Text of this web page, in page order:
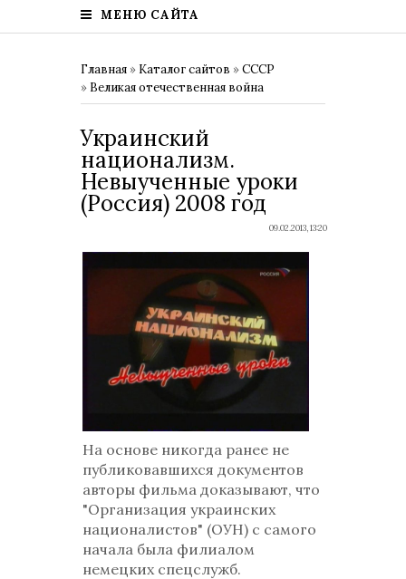
МЕНЮ САЙТА
Главная » Каталог сайтов »СССР
» Великая отечественная война
Украинский
национализм.
Невыученные уроки
(Россия) 2008 год
09.02.2013, 13:20
На основе никогда ранее не
публиковавшихся документов
авторы фильма доказывают, что
"Организация украинских
националистов" (ОУН) с самого
начала была филиалом
немецких спецслужб.